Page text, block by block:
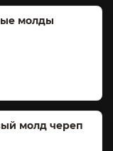
молды
молд череп